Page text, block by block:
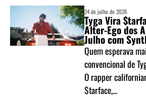
24 de julho de 2026
Tyga Vira
Alter-Ego dos
Julho com
Quem esperava
convencional de
O rapper
$tarface,...